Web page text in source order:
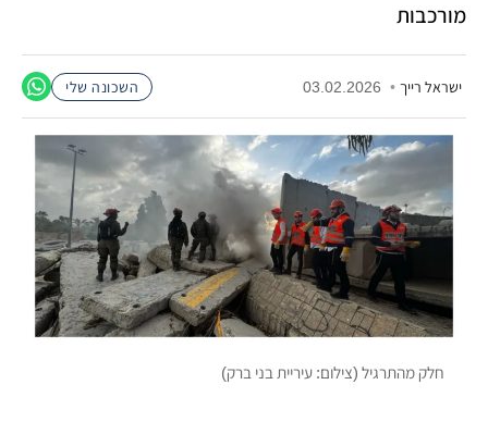
מורכבות
ישראל רייך •
03.02.2026 השכונה שלי
חלק מהתרגיל (צילום: עיריית בני ברק)